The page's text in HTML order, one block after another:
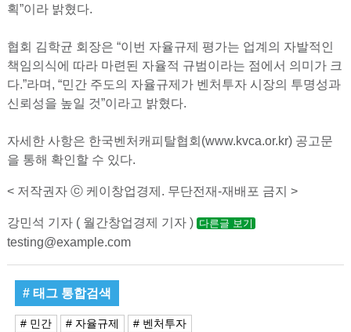
획”이라 밝혔다.
협회 김학균 회장은 “이번 자율규제 평가는 업계의 자발적인
책임의식에 따라 마련된 자율적 규범이라는 점에서 의미가 크
다.”라며, “민간 주도의 자율규제가 벤처투자 시장의 투명성과
신뢰성을 높일 것”이라고 밝혔다.
자세한 사항은 한국벤처캐피탈협회(www.kvca.or.kr) 공고문
을 통해 확인할 수 있다.
< 저작권자 ⓒ 케이창업경제. 무단전재-재배포 금지 >
강민석 기자 ( 월간창업경제 기자 ) 다른글 보기
testing@example.com
# 태그 통합검색
# 민간 # 자율규제 # 벤처투자